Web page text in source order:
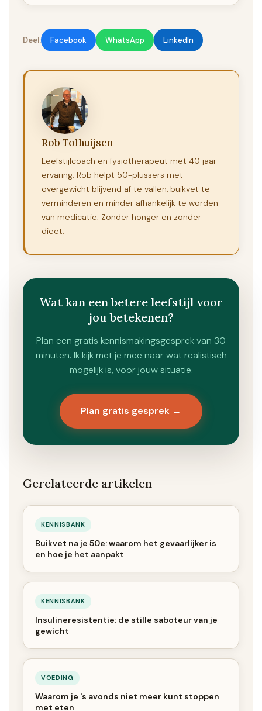
Deel: Facebook WhatsApp LinkedIn
Rob Tolhuijsen
Leefstijlcoach en fysiotherapeut met 40 jaar
ervaring. Rob helpt 50-plussers met
overgewicht blijvend af te vallen, buikvet te
verminderen en minder afhankelijk te worden
van medicatie. Zonder honger en zonder
dieet.
Wat kan een betere leefstijl voor
jou betekenen?
Plan een gratis kennismakingsgesprek van 30
minuten. Ik kijk met je mee naar wat realistisch
mogelijk is, voor jouw situatie.
Plan gratis gesprek →
Gerelateerde artikelen
KENNISBANK
Buikvet na je 50e: waarom het gevaarlijker is
en hoe je het aanpakt
KENNISBANK
Insulineresistentie: de stille saboteur van je
gewicht
VOEDING
Waarom je 's avonds niet meer kunt stoppen
met eten